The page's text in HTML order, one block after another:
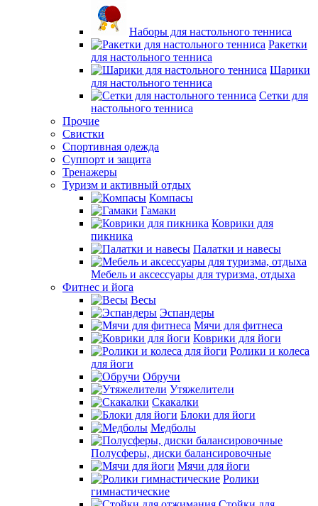
Наборы для настольного тенниса
Ракетки
для настольного тенниса
Шарики
для настольного тенниса
Сетки для
настольного тенниса
Прочие
Свистки
Спортивная одежда
Суппорт и защита
Тренажеры
Туризм и активный отдых
Компасы
Гамаки
Коврики для
пикника
Палатки и навесы
Мебель и аксессуары для туризма, отдыха
Фитнес и йога
Весы
Эспандеры
Мячи для фитнеса
Коврики для йоги
Ролики и колеса
для йоги
Обручи
Утяжелители
Скакалки
Блоки для йоги
Медболы
Полусферы, диски балансировочные
Мячи для йоги
Ролики
гимнастические